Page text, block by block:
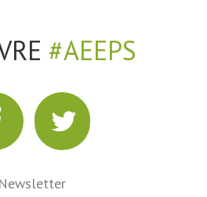
#AEEPS
Newsletter